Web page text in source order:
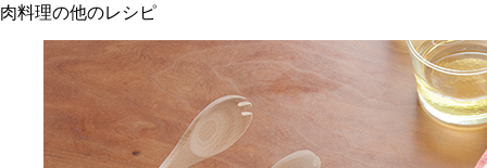
肉料理の他のレシピ